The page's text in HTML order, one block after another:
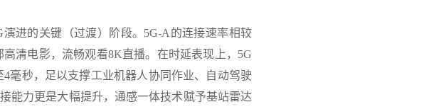
演进的关键（过渡）阶段。5G-A的连接速率相较
清电影，流畅观看8K直播。在时延表现上，5G
毫秒，足以支撑工业机器人协同作业、自动驾驶
能力更是大幅提升，通感一体技术赋予基站雷达